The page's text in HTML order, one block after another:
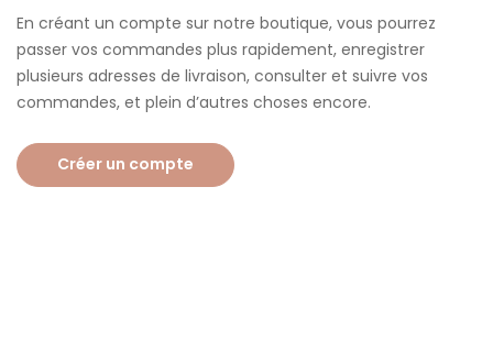
En créant un compte sur notre boutique, vous pourrez
passer vos commandes plus rapidement, enregistrer
plusieurs adresses de livraison, consulter et suivre vos
commandes, et plein d’autres choses encore.
Créer un compte